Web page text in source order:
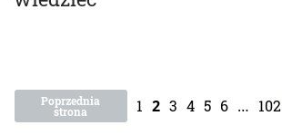
Poprzednia
strona 1 2 3 4 5 6 … 102